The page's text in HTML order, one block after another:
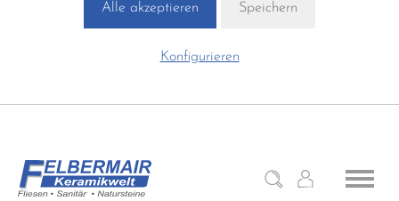
Alle akzeptieren Speichern
Konfigurieren